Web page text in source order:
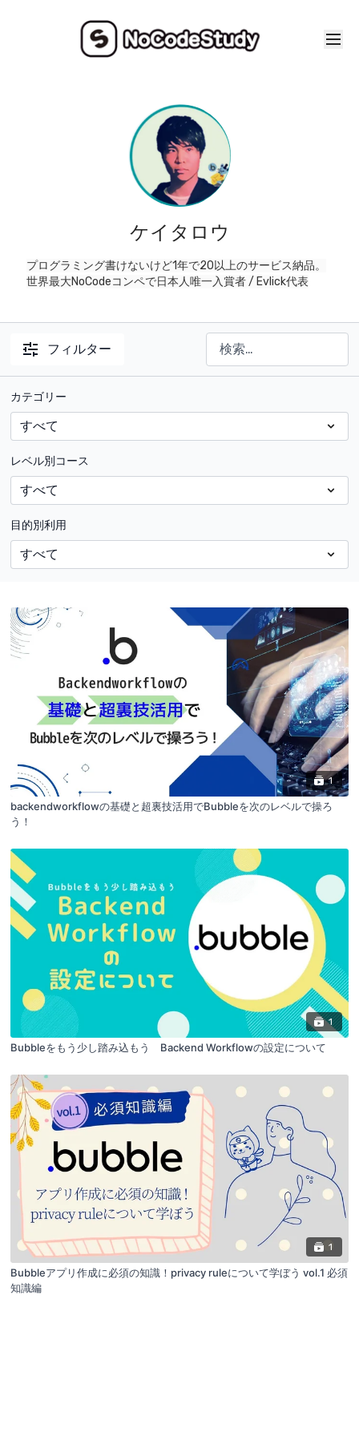
ケイタロウ
プログラミング書けないけど1年で20以上のサービス納品。
世界最大NoCodeコンペで日本人唯一入賞者 / Evlick代表
フィルター
カテゴリー
レベル別コース
目的別利用
1
backendworkflowの基礎と超裏技活用でBubbleを次のレベルで操ろ
う！
1
Bubbleをもう少し踏み込もう Backend Workflowの設定について
1
Bubbleアプリ作成に必須の知識！privacy ruleについて学ぼう vol.1 必須
知識編